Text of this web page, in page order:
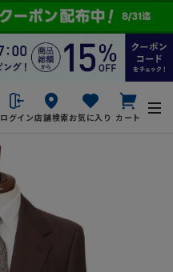
ログイン店舗検索お気に入り カート